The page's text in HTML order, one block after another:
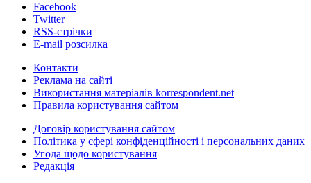
Facebook
Twitter
RSS-стрічки
E-mail розсилка
Контакти
Реклама на сайті
Використання матеріалів korrespondent.net
Правила користування сайтом
Договір користування сайтом
Політика у сфері конфіденційності і персональних даних
Угода щодо користування
Редакція